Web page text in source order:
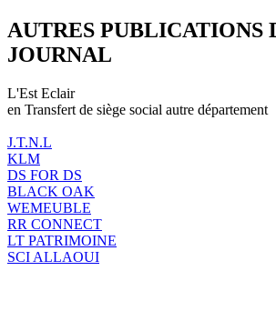
AUTRES PUBLICATIONS
JOURNAL
L'Est Eclair
en Transfert de siège social autre département
J.T.N.L
KLM
DS FOR DS
BLACK OAK
WEMEUBLE
RR CONNECT
LT PATRIMOINE
SCI ALLAOUI